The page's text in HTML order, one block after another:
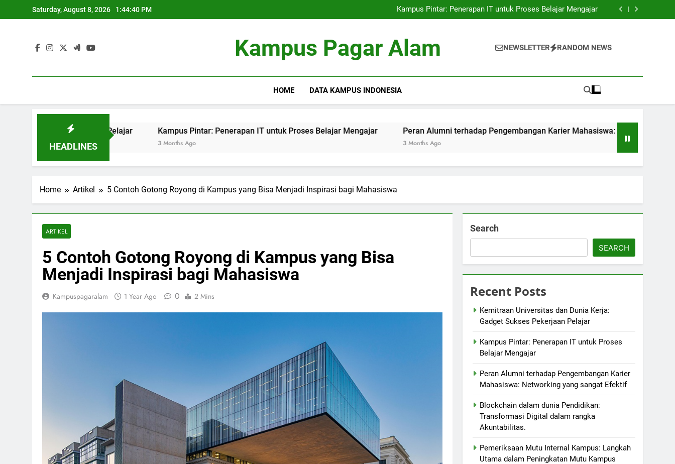
to
Saturday, August 8, 2026 1:44:41 PM
Kampus Pintar: Penerapan IT untuk Proses Belajar Mengajar
Peran Alumni terhadap Pengembangan Karier Mahasiswa: Networking yang
Kampus Pintar: Penerapan IT untuk Proses Belajar Mengajar
Peran Alumni terhadap Pengembangan Karier Mahasiswa: Networking yang
Kampus Pagar Alam NEWSLETTER RANDOM NEWS
HOME DATA KAMPUS INDONESIA
HEADLINES
Pekerjaan Pelajar Kampus Pintar: Penerapan IT untuk Proses Belajar Mengajar Peran Alumni terhadap Pengembangan Karier Mahasiswa: Networking yang sangat
Home Artikel 5 Contoh Gotong Royong di Kampus yang Bisa Menjadi Inspirasi bagi Mahasiswa
ARTIKEL
5 Contoh Gotong Royong di Kampus yang Bisa
Menjadi Inspirasi bagi Mahasiswa
Kampuspagaralam 1 Year Ago 0 2 Mins
Search
SEARCH
Recent Posts
Kemitraan Universitas dan Dunia Kerja:
Gadget Sukses Pekerjaan Pelajar
Kampus Pintar: Penerapan IT untuk Proses
Belajar Mengajar
Peran Alumni terhadap Pengembangan Karier
Mahasiswa: Networking yang sangat Efektif
Blockchain dalam dunia Pendidikan:
Transformasi Digital dalam rangka
Akuntabilitas.
Pemeriksaan Mutu Internal Kampus: Langkah
Utama dalam Peningkatan Mutu Kampus